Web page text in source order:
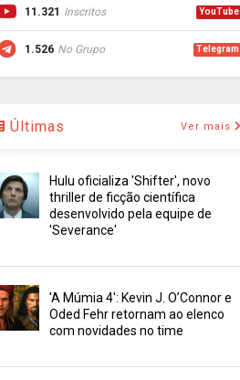
11.321 Inscritos YouTube
1.526 No Grupo Telegram
Últimas Ver mais
Hulu oficializa 'Shifter', novo
thriller de ficção científica
desenvolvido pela equipe de
'Severance'
'A Múmia 4': Kevin J. O’Connor e
Oded Fehr retornam ao elenco
com novidades no time